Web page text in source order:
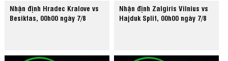
Nhận định Hradec Kralove vs
Besiktas, 00h00 ngày 7/8
Nhận định Zalgiris Vilnius vs
Hajduk Split, 00h00 ngày 7/8